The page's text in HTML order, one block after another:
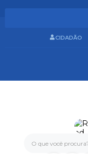
O que você
CIDADÃO